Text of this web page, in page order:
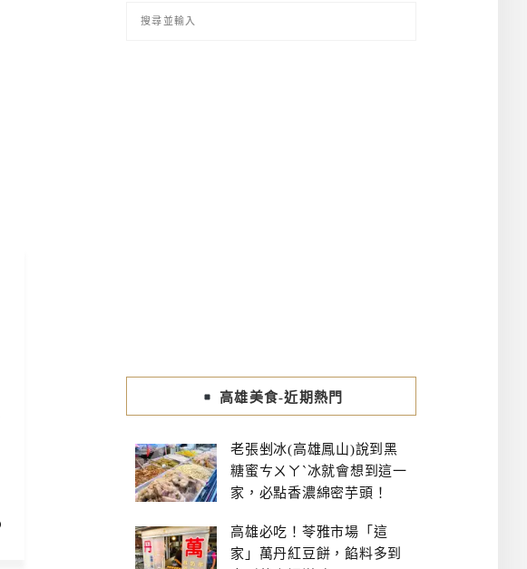
高雄美食-近期熱門
老張剉冰(高雄鳳山)說到黑
糖蜜ㄘㄨㄚˋ冰就會想到這一
家，必點香濃綿密芋頭！
高雄必吃！苓雅市場「這
家」萬丹紅豆餅，餡料多到